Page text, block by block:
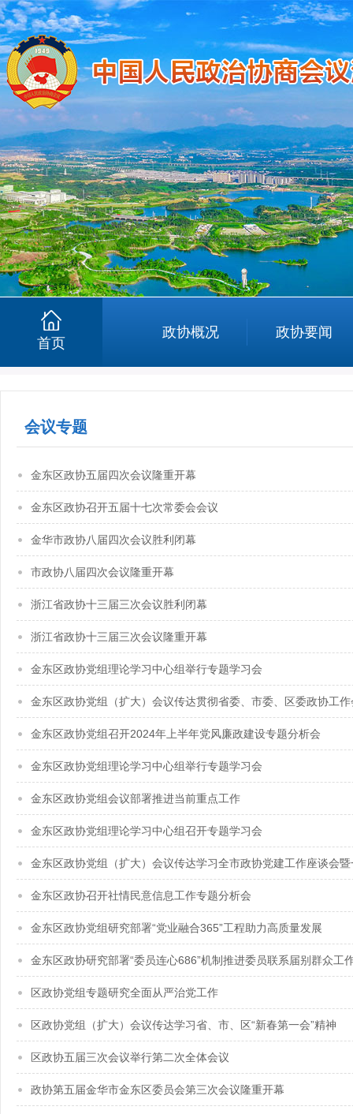
首页
政协概况 政协要闻
会议专题
金东区政协五届四次会议隆重开幕
金东区政协召开五届十七次常委会会议
金华市政协八届四次会议胜利闭幕
市政协八届四次会议隆重开幕
浙江省政协十三届三次会议胜利闭幕
浙江省政协十三届三次会议隆重开幕
金东区政协党组理论学习中心组举行专题学习会
金东区政协党组（扩大）会议传达贯彻省委、市委、区委政协工
金东区政协党组召开2024年上半年党风廉政建设专题分析会
金东区政协党组理论学习中心组举行专题学习会
金东区政协党组会议部署推进当前重点工作
金东区政协党组理论学习中心组召开专题学习会
金东区政协党组（扩大）会议传达学习全市政协党建工作座谈会
金东区政协召开社情民意信息工作专题分析会
金东区政协党组研究部署“党业融合365”工程助力高质量发展
金东区政协研究部署“委员连心686”机制推进委员联系届别群众工
区政协党组专题研究全面从严治党工作
区政协党组（扩大）会议传达学习省、市、区“新春第一会”精神
区政协五届三次会议举行第二次全体会议
政协第五届金华市金东区委员会第三次会议隆重开幕